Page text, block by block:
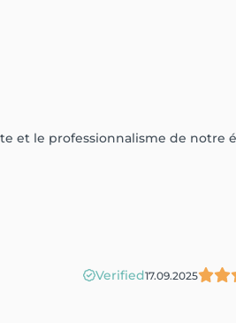
et le professionnalisme de notre
Verified17.09.2025